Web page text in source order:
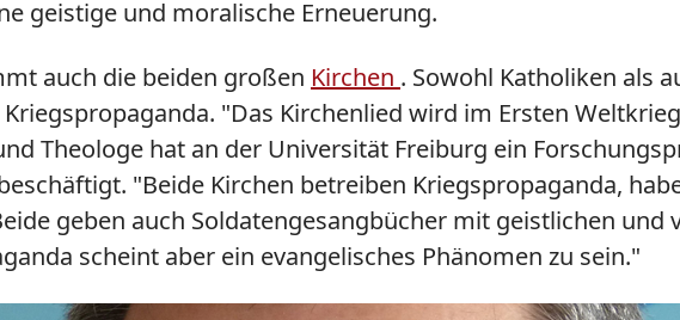
geistige und moralische Erneuerung.
auch die beiden großen Kirchen . Sowohl Katholiken als
"Das Kirchenlied wird im Ersten
Theologe hat an der Universität Freiburg ein
"Beide Kirchen betreiben Kriegspropaganda,
geben auch Soldatengesangbücher mit geistlichen und
scheint aber ein evangelisches Phänomen zu sein."